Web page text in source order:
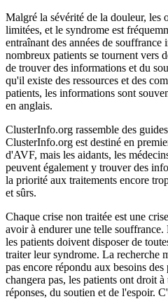
Malgré la sévérité de la douleur, les
limitées, et le syndrome est
entraînant des années de
nombreux patients se tournent vers
de trouver des informations et du
qu'il existe des ressources et des
patients, les informations sont
en anglais.
ClusterInfo.org rassemble des
ClusterInfo.org est destiné en
d'AVF, mais les aidants, les
peuvent également y trouver des
la priorité aux traitements encore
et sûrs.
Chaque crise non traitée est une
avoir à endurer une telle
les patients doivent disposer de
traiter leur syndrome. La recherche
pas encore répondu aux besoins
changera pas, les patients ont droit
réponses, du soutien et de l'espoir.